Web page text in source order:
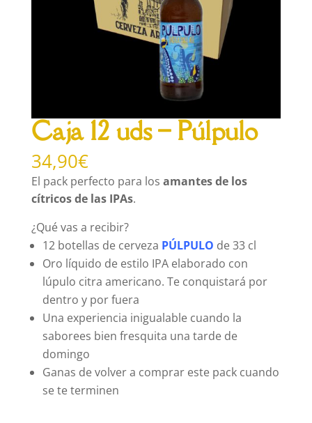
Caja 12 uds – Púlpulo
34,90€
El pack perfecto para los amantes de los
cítricos de las IPAs.
¿Qué vas a recibir?
12 botellas de cerveza PÚLPULO de 33 cl
Oro líquido de estilo IPA elaborado con
lúpulo citra americano. Te conquistará por
dentro y por fuera
Una experiencia inigualable cuando la
saborees bien fresquita una tarde de
domingo
Ganas de volver a comprar este pack cuando
se te terminen